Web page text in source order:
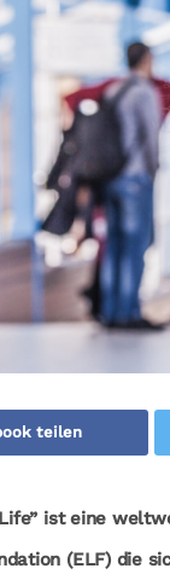
teilen
ist eine
(ELF) die